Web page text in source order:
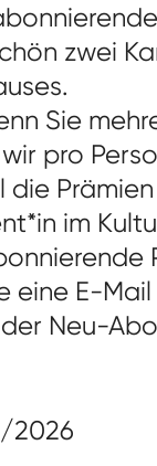
zwei
Sie
pro
die
im
eine E-
Neu-
2026